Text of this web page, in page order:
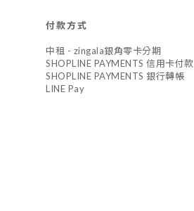
付款方式
中租 - zingala銀角零卡分期
SHOPLINE PAYMENTS 信用卡付款
SHOPLINE PAYMENTS 銀行轉帳
LINE Pay